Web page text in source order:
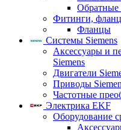
Обратные
Фитинги,
Фланцы
Системы Siemens
Аксессуары и
Siemens
Двигатели
Приводы
Частотные
Электрика EKF
Оборудование